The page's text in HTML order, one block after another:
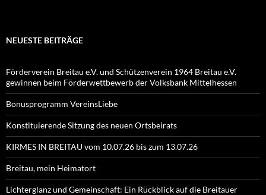
NEUESTE BEITRÄGE
Förderverein Breitau e.V. und Schützenverein 1964 Breitau e.V.
gewinnen beim Förderwettbewerb der Volksbank Mittelhessen
Bonusprogramm VereinsLiebe
Konstituierende Sitzung des neuen Ortsbeirats
KIRMES IN BREITAU vom 10.07.26 bis zum 13.07.26
Breitau, mein Heimatort
Lichterglanz und Gemeinschaft: Ein Rückblick auf die Breitauer